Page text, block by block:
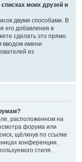
моих друзей и
двумя способами. В
его добавления в
сделать это прямо
вводом имени
из
расположенном на
форума или
щёлкнув по ссылке
конференции.
стиля.